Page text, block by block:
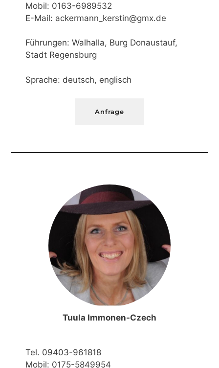
Mobil: 0163-6989532
E-Mail: ackermann_kerstin@gmx.de
Führungen: Walhalla, Burg Donaustauf,
Stadt Regensburg
Sprache: deutsch, englisch
Anfrage
Tuula Immonen-Czech
Tel. 09403-961818
Mobil: 0175-5849954